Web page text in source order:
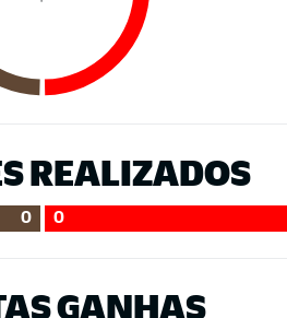
REALIZADOS
0 0
GANHAS